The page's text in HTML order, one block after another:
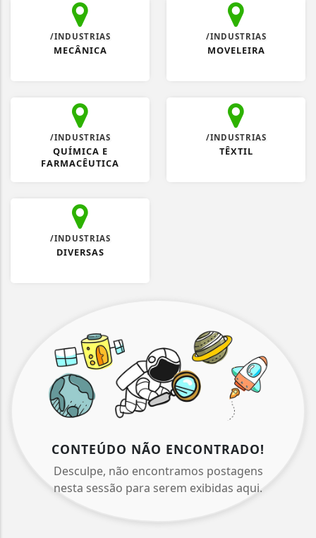
/INDUSTRIAS
MECÂNICA
/INDUSTRIAS
MOVELEIRA
/INDUSTRIAS
QUÍMICA E
FARMACÊUTICA
/INDUSTRIAS
TÊXTIL
/INDUSTRIAS
DIVERSAS
CONTEÚDO NÃO ENCONTRADO!
Desculpe, não encontramos postagens
nesta sessão para serem exibidas aqui.